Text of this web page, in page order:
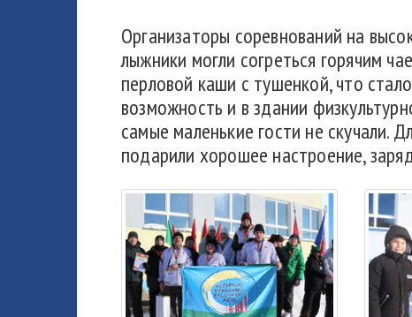
Организаторы соревнований на
лыжники могли согреться горячим
перловой каши с тушенкой, что
возможность и в здании
самые маленькие гости не скучали.
подарили хорошее настроение,